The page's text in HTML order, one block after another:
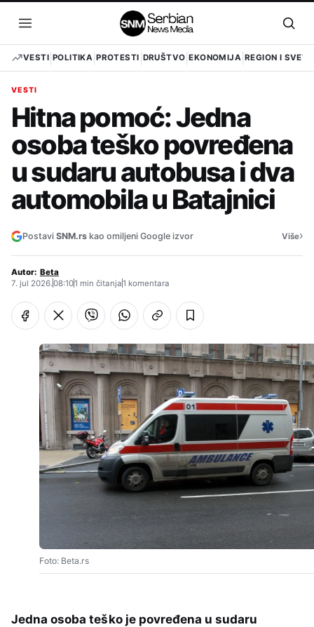
sadržaj
Otvori
meni
VESTI POLITIKA PROTESTI DRUŠTVO EKONOMIJA REGION I SVET
VESTI
Hitna pomoć: Jedna
osoba teško povređena
u sudaru autobusa i dva
automobila u Batajnici
Postavi SNM.rs kao omiljeni Google izvor Više›
Autor: Beta
7. jul 2026.08:101 min čitanja1 komentara
Foto: Beta.rs
Jedna osoba teško je povređena u sudaru